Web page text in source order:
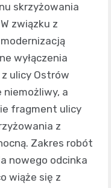
skrzyżowania
związku z
wyłączenia
ulicy Ostrów
niemożliwy, a
fragment ulicy
z
Zakres robót
nowego odcinka
wiąże się z